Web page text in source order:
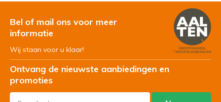
Bel of mail ons voor meer
informatie
Wij staan voor u klaar!
Ontvang de nieuwste aanbiedingen en
promoties